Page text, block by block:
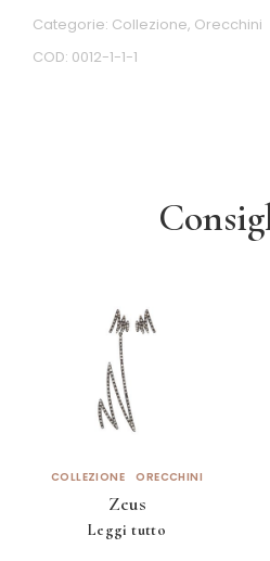
COD: 0012-1-1-1
Categorie: Collezione, Orecchini
COLLEZIONE ORECCHINI
Zeus
Leggi tutto